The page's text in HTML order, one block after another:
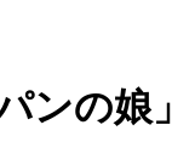
ンの娘」